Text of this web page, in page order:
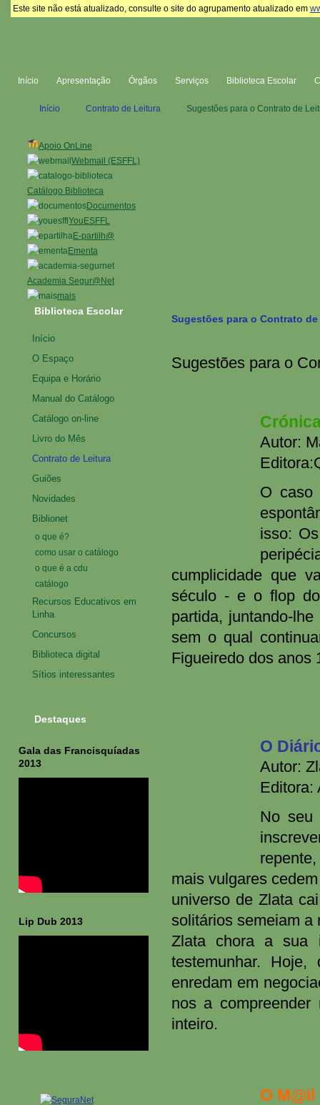
Este site não está atualizado, consulte o site do agrupamento atualizado em
Início Apresentação Órgãos Serviços Biblioteca Escolar
Apoio OnLine
Webmail (ESFFL)
Catálogo Biblioteca
Documentos
YouESFFL
E-partilh@
Ementa
Academia Segur@Net
mais
Início Contrato de Leitura Sugestões para o Contrato de
Sugestões para o Contrato de
Sugestões para o
Autor:
O caso
isso:
cumplicidade que
século - e o flop
partida, juntando-
sem o qual
Figueiredo dos anos
O
Autor:
Editora:
No seu
mais vulgares
universo de Zlata
solitários semeiam a
Zlata chora a sua
testemunhar.
enredam em
nos a
inteiro.
O
Biblioteca Escolar
Início
O Espaço
Equipa e Horário
Manual do Catálogo
Catálogo on-line
Livro do Mês
Contrato de Leitura
Guiões
Novidades
Biblionet
o que é?
como usar o catálogo
o que é a cdu
catálogo
Recursos Educativos em
Linha
Concursos
Biblioteca digital
Sítios interessantes
Destaques
Gala das Francisquíadas
2013
Lip Dub 2013